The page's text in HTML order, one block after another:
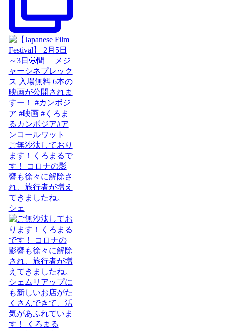
ご無沙汰しており
ます！くろまるで
す！ コロナの影
響も徐々に解除さ
れ、旅行者が増え
てきましたね。
シェ